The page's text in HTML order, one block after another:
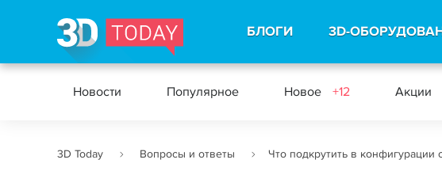
БЛОГИ 3D-
Новости Популярное Новое +12 Акции
3D Today Вопросы и ответы Что подкрутить в